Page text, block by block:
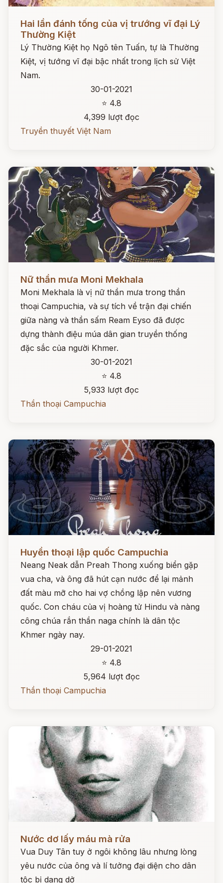
Đọc ngay
Hai lần đánh tống của vị trướng vĩ đại Lý
Thường Kiệt
Lý Thường Kiệt họ Ngô tên Tuấn, tự là Thường
Kiệt, vị tướng vĩ đại bậc nhất trong lịch sử Việt
Nam.
30-01-2021
⭐ 4.8
4,399 lượt đọc
Truyền thuyết Việt Nam
Nữ thần mưa Moni Mekhala
Moni Mekhala là vị nữ thần mưa trong thần
thoại Campuchia, và sự tích về trận đại chiến
giữa nàng và thần sấm Ream Eyso đã được
dựng thành điệu múa dân gian truyền thống
đặc sắc của người Khmer.
30-01-2021
⭐ 4.8
5,933 lượt đọc
Thần thoại Campuchia
Đọc ngay
Huyền thoại lập quốc Campuchia
Neang Neak dẫn Preah Thong xuống biển gặp
vua cha, và ông đã hút cạn nước để lại mảnh
đất màu mỡ cho hai vợ chồng lập nên vương
quốc. Con cháu của vị hoàng tử Hindu và nàng
công chúa rắn thần naga chính là dân tộc
Khmer ngày nay.
29-01-2021
⭐ 4.8
5,964 lượt đọc
Thần thoại Campuchia
Nước dơ lấy máu mà rửa
Vua Duy Tân tuy ở ngôi không lâu nhưng lòng
yêu nước của ông và lí tưởng đại diện cho dân
tộc bị dang dở